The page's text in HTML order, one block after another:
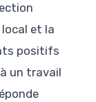
et la
positifs
un travail